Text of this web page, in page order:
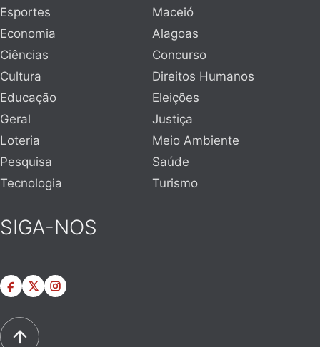
Esportes
Maceió
Economia
Alagoas
Ciências
Concurso
Cultura
Direitos Humanos
Educação
Eleições
Geral
Justiça
Loteria
Meio Ambiente
Pesquisa
Saúde
Tecnologia
Turismo
SIGA-NOS